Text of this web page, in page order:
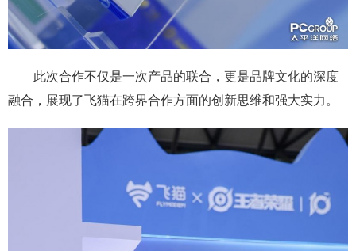
此次合作不仅是一次产品的联合，更是品牌文化的深度
融合，展现了飞猫在跨界合作方面的创新思维和强大实力。